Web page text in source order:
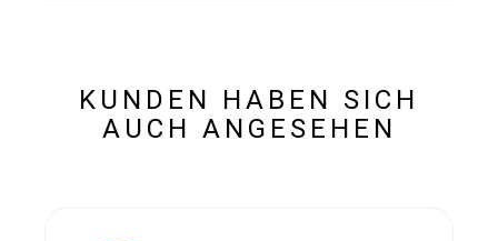
KUNDEN HABEN SICH
AUCH ANGESEHEN